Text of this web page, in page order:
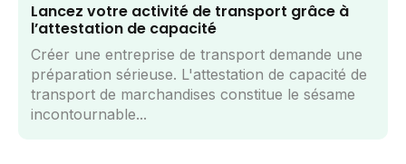
Lancez votre activité de transport grâce à
l’attestation de capacité
Créer une entreprise de transport demande une
préparation sérieuse. L'attestation de capacité de
transport de marchandises constitue le sésame
incontournable...